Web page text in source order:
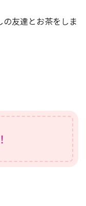
友達とお茶をしま